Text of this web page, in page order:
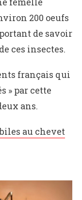
200 oeufs
de savoir
ces insectes.
français qui
» par cette
ans.
au chevet